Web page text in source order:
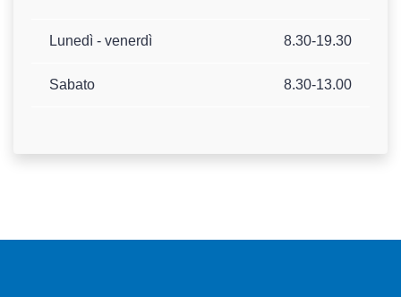
Lunedì - venerdì 8.30-19.30
Sabato 8.30-13.00